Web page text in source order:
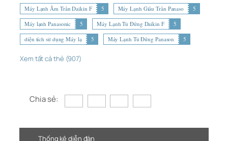
Máy Lạnh Âm Trần Daikin F
5 Máy Lạnh Giấu Trần Panaso
5
Máy lạnh Panasonic
5 Máy Lạnh Tủ Đứng Daikin F
5
diện tích sử dụng Máy lạ
5 Máy Lạnh Tủ Đứng Panason 5
Xem tất cả thẻ (907)
Chia sẻ:
Thống kê diễn đàn